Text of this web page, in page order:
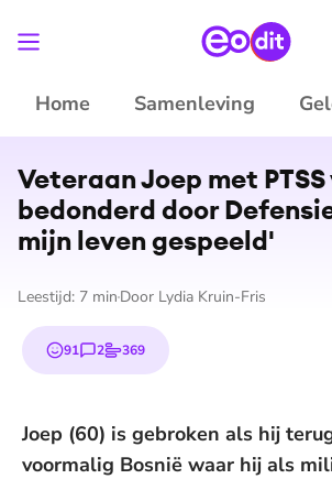
Home Samenleving
Veteraan Joep met
bedonderd door
mijn leven gespeeld'
Leestijd: 7 min Door Lydia Kruin-Fris
91
emojis2
reacties
369
stemmen
Joep (60) is gebroken als hij
voormalig Bosnië waar hij als